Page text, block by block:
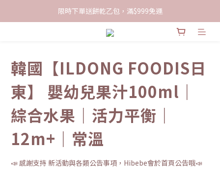
限時下單送餅乾乙包，滿$999免運
限時下單送餅乾乙包，滿$999免運
加入會員領100現折購物金
韓國【ILDONG FOODIS日
東】 嬰幼兒果汁100ml｜
綜合水果｜活力平衡｜
12m+｜常溫
📣 感謝支持 新活動與各類公告事項，Hibebe會於首頁公告哦📣